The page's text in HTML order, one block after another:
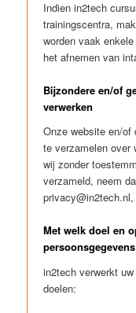
Indien in2tech
trainingscentra,
worden vaak
het afnemen van
Bijzondere en/of
verwerken
Onze website en/of
te verzamelen over
wij zonder
verzameld, neem
Met welk doel en
in2tech verwerkt
doelen: